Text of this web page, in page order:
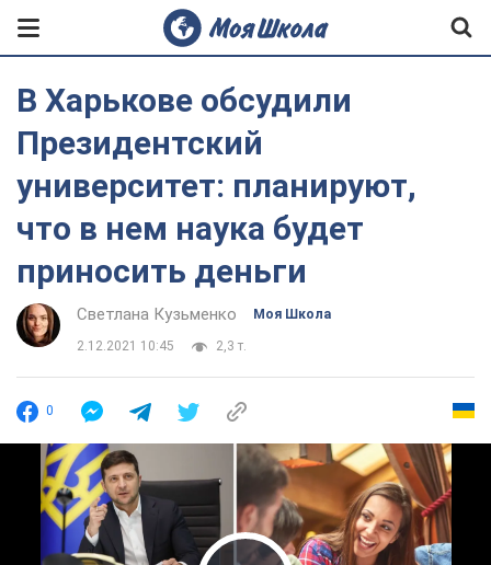
В Харькове обсудили
Президентский
университет: планируют,
что в нем наука будет
приносить деньги
Светлана Кузьменко Моя Школа
2.12.2021 10:45 2,3 т.
0